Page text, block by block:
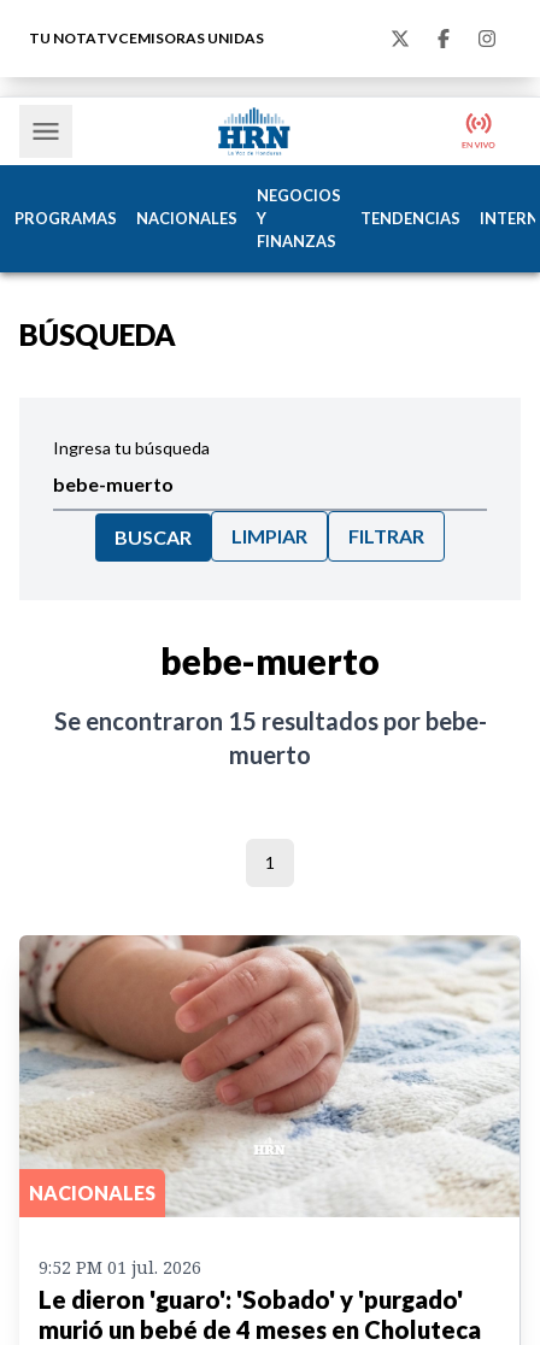
TU NOTATVCEMISORAS UNIDAS
PROGRAMAS NACIONALES
NEGOCIOS
Y
FINANZAS
TENDENCIAS
BÚSQUEDA
Ingresa tu búsqueda
BUSCAR LIMPIAR FILTRAR
bebe-muerto
Se encontraron 15 resultados por bebe-
muerto
1
NACIONALES
9:52 PM 01 jul. 2026
Le dieron 'guaro': 'Sobado' y 'purgado'
murió un bebé de 4 meses en Choluteca